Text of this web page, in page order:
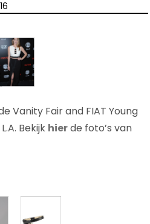
Vanity Fair and FIAT Young
Bekijk hierde foto’s van